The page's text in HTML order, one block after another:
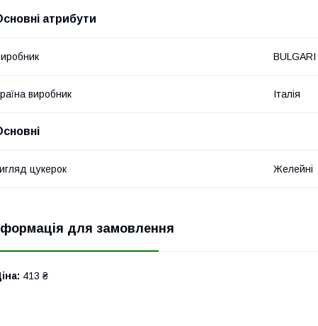
атрибути
BULGARI
виробник Італія
цукерок Желейні
для замовлення
413 ₴